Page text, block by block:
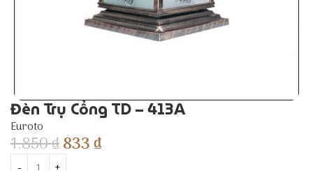
Đèn Trụ Cổng TD – 413A
Euroto
1.850₫833₫